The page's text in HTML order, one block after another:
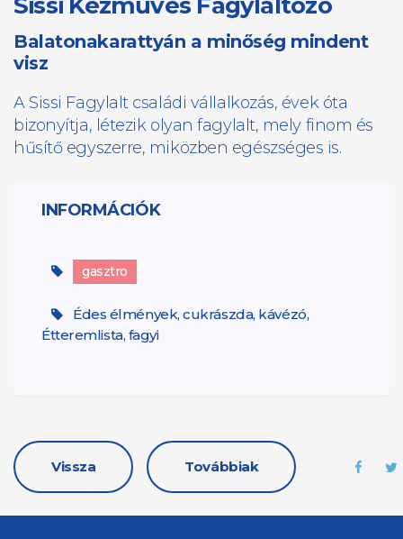
Balatonakarattyán a minőség mindent
visz
A Sissi Fagylalt családi vállalkozás, évek óta
bizonyítja, létezik olyan fagylalt, mely finom és
hűsítő egyszerre, miközben egészséges is.
INFORMÁCIÓK
gasztro
Édes élmények, cukrászda, kávézó,
Étteremlista, fagyi
Vissza Továbbiak